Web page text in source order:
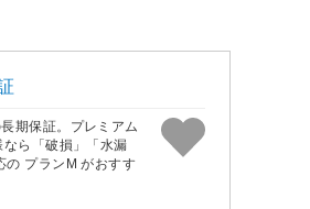
期保証。プレミアム
ら「破損」「水漏
の プランM がおすす